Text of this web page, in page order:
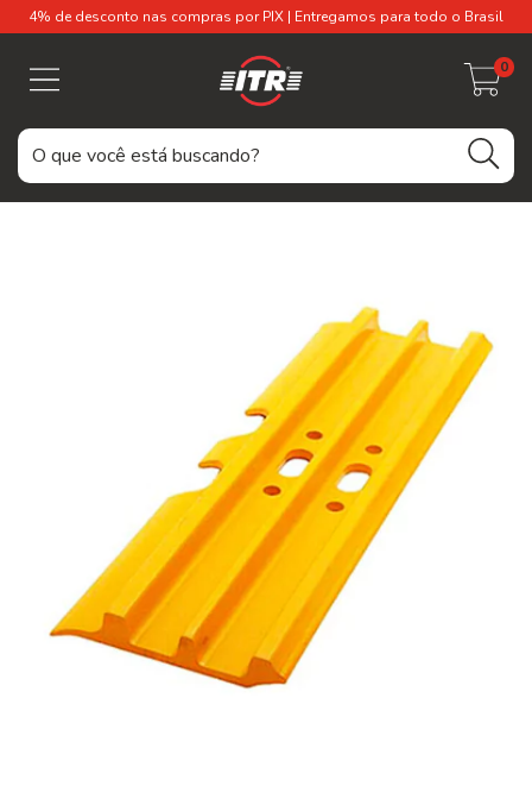
4% de desconto nas compras por PIX | Entregamos para todo o Brasil
0